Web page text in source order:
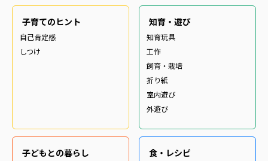
子育てのヒント
自己肯定感
しつけ
知育・遊び
知育玩具
工作
飼育・栽培
折り紙
室内遊び
外遊び
子どもとの暮らし 食・レシピ